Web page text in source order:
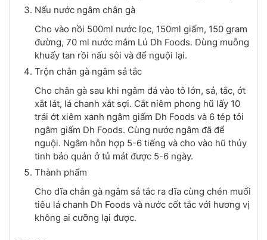
Nấu nước ngâm chân gà
Cho vào nồi 500ml nước lọc, 150ml giấm, 150 gram
đường, 70 ml nước mắm Lú Dh Foods. Dùng muỗng
khuấy tan rồi nấu sôi và để nguội lại.
Trộn chân gà ngâm sả tắc
Cho chân gà sau khi ngâm đá vào tô lớn, sả, tắc, ớt
xắt lát, lá chanh xắt sợi. Cắt niêm phong hũ lấy 10
trái ớt xiêm xanh ngâm giấm Dh Foods và 6 tép tỏi
ngâm giấm Dh Foods. Cùng nước ngâm đã để
nguội. Ngâm hỗn hợp 5-6 tiếng và cho vào hũ thủy
tinh bảo quản ở tủ mát được 5-6 ngày.
Thành phẩm
Cho dĩa chân gà ngâm sả tắc ra dĩa cùng chén muối
tiêu lá chanh Dh Foods và nước cốt tắc với hương vị
không ai cưỡng lại được.